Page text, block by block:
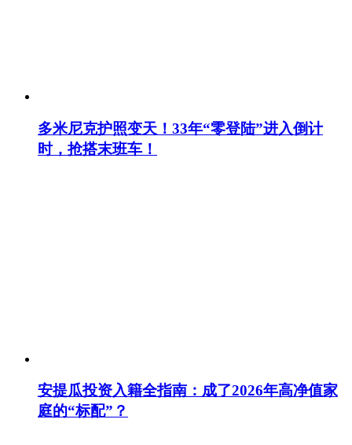
多米尼克护照变天！33年“零登陆”进入倒计
时，抢搭末班车！
安提瓜投资入籍全指南：成了2026年高净值家
庭的“标配”？